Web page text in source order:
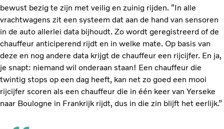
bewust bezig te zijn met veilig en zuinig rijden. “In alle
vrachtwagens zit een systeem dat aan de hand van sensoren
in de auto allerlei data bijhoudt. Zo wordt geregistreerd of de
chauffeur anticiperend rijdt en in welke mate. Op basis van
deze en nog andere data krijgt de chauffeur een rijcijfer. En ja,
je snapt: niemand wil onderaan staan! Een chauffeur die
twintig stops op een dag heeft, kan net zo goed een mooi
rijcijfer scoren als een chauffeur die in één keer van Yerseke
naar Boulogne in Frankrijk rijdt, dus in die zin blijft het eerlijk.”